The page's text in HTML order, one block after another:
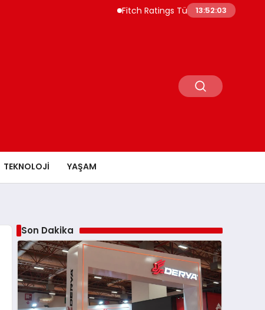
Fitch Ratings Türkiye Borç Piyasasının
13:52:04
TEKNOLOJI YAŞAM
Son Dakika